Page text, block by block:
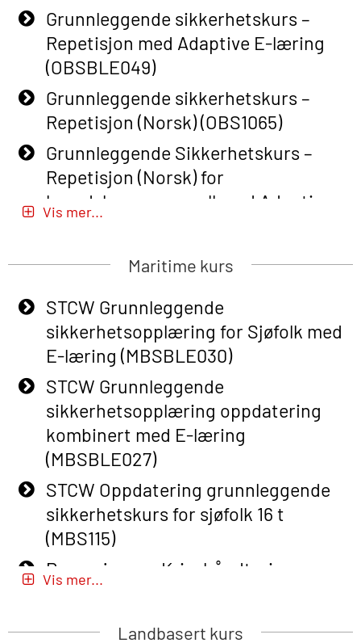
Grunnleggende sikkerhetskurs –
Repetisjon med Adaptive E-læring
(OBSBLE049)
Grunnleggende sikkerhetskurs –
Repetisjon (Norsk) (OBS1065)
Grunnleggende Sikkerhetskurs –
Repetisjon (Norsk) for
beredskapspersonell med Adaptive
E-læring (OBSBLE051)
Basic Safety Training (English) – with
Adaptive E-learning (OBSBLE047)
Basic Safety Training – Refresher
Course (English) with E-learning
(OBSBLE048)
Basic Safety Training – Refresher
Course (English) (OBS1063)
Basic Safety Training – Refresher
Course (English) for emergency
response personnel with Adaptive E-
learning (OBSBLE050)
Helikopterevakuering inkl pustelunge
med adaptive e-læring (OSEBLE018)
Airpocket with E-learning (English)
Vis mer...
Maritime kurs
STCW Grunnleggende
sikkerhetsopplæring for Sjøfolk med
E-læring (MBSBLE030)
STCW Grunnleggende
sikkerhetsopplæring oppdatering
kombinert med E-læring
(MBSBLE027)
STCW Oppdatering grunnleggende
sikkerhetskurs for sjøfolk 16 t
(MBS115)
Passasjer- og Krisehåndtering
(MBSBLE020)
Passasjer- og Krisehåndtering
Vis mer...
Landbasert kurs